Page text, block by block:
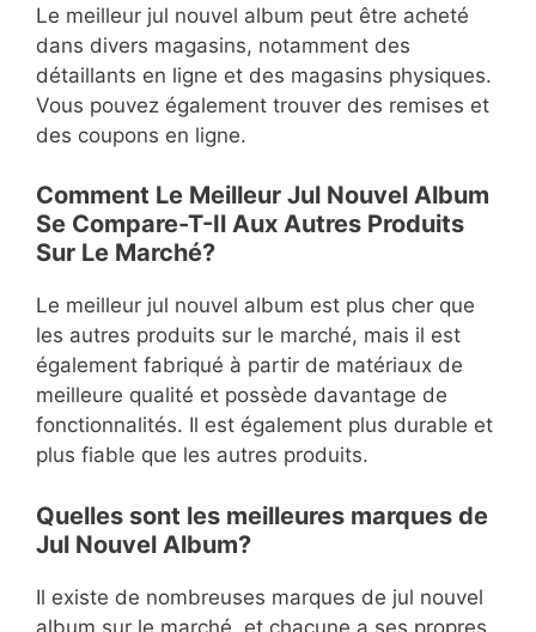
Le meilleur jul nouvel album peut être acheté
dans divers magasins, notamment des
détaillants en ligne et des magasins physiques.
Vous pouvez également trouver des remises et
des coupons en ligne.
Comment Le Meilleur Jul Nouvel Album
Se Compare-T-Il Aux Autres Produits
Sur Le Marché?
Le meilleur jul nouvel album est plus cher que
les autres produits sur le marché, mais il est
également fabriqué à partir de matériaux de
meilleure qualité et possède davantage de
fonctionnalités. Il est également plus durable et
plus fiable que les autres produits.
Quelles sont les meilleures marques de
Jul Nouvel Album?
Il existe de nombreuses marques de jul nouvel
album sur le marché, et chacune a ses propres